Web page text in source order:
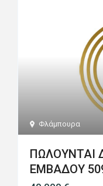
Φλάμπουρα
ΠΩΛΟΥΝΤΑΙ
ΕΜΒΑΔΟΥ